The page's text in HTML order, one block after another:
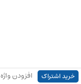
خرید اشتراک افزودن واژه